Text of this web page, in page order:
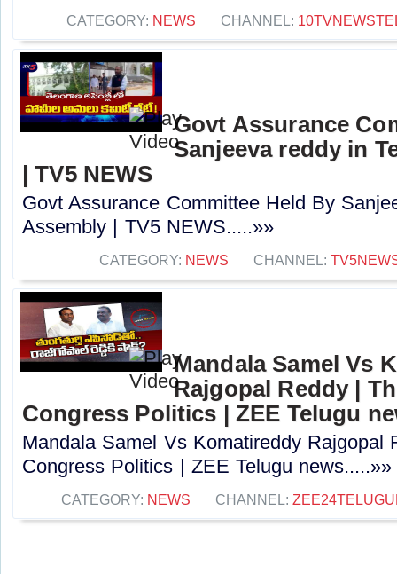
CATEGORY: NEWS CHANNEL:
Govt Assurance
Sanjeeva reddy in
| TV5 NEWS
Govt Assurance Committee Held By
Assembly | TV5 NEWS.....»»
CATEGORY: NEWS CHANNEL:
Mandala Samel Vs
Rajgopal Reddy |
Congress Politics | ZEE Telugu
Mandala Samel Vs Komatireddy Rajgopal
Congress Politics | ZEE Telugu news.....»»
CATEGORY: NEWS CHANNEL: